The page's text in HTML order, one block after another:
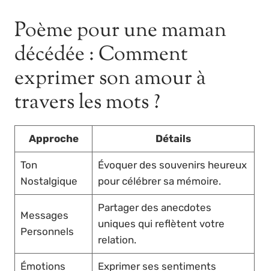
Poème pour une maman
décédée : Comment
exprimer son amour à
travers les mots ?
Approche Détails
Ton
Nostalgique
Évoquer des souvenirs heureux
pour célébrer sa mémoire.
Messages
Personnels
Partager des anecdotes
uniques qui reflètent votre
relation.
Émotions Exprimer ses sentiments